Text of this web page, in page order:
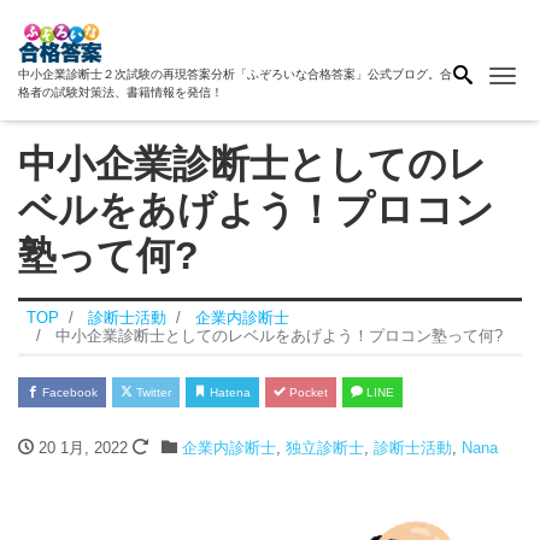
中小企業診断士２次試験の再現答案分析「ふぞろいな合格答案」公式ブログ。合
格者の試験対策法、書籍情報を発信！
中小企業診断士としてのレ
ベルをあげよう！プロコン
塾って何?
TOP 診断士活動
企業内診断士
中小企業診断士としてのレベルをあげよう！プロコン塾って何?
Facebook Twitter Hatena Pocket LINE
20 1月, 2022 企業内診断士, 独立診断士, 診断士活動 Nana